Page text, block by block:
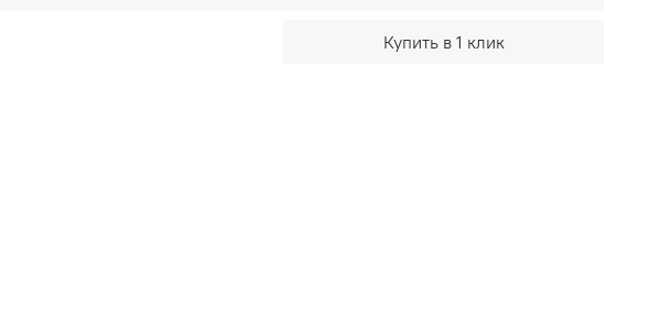
Купить в 1 клик